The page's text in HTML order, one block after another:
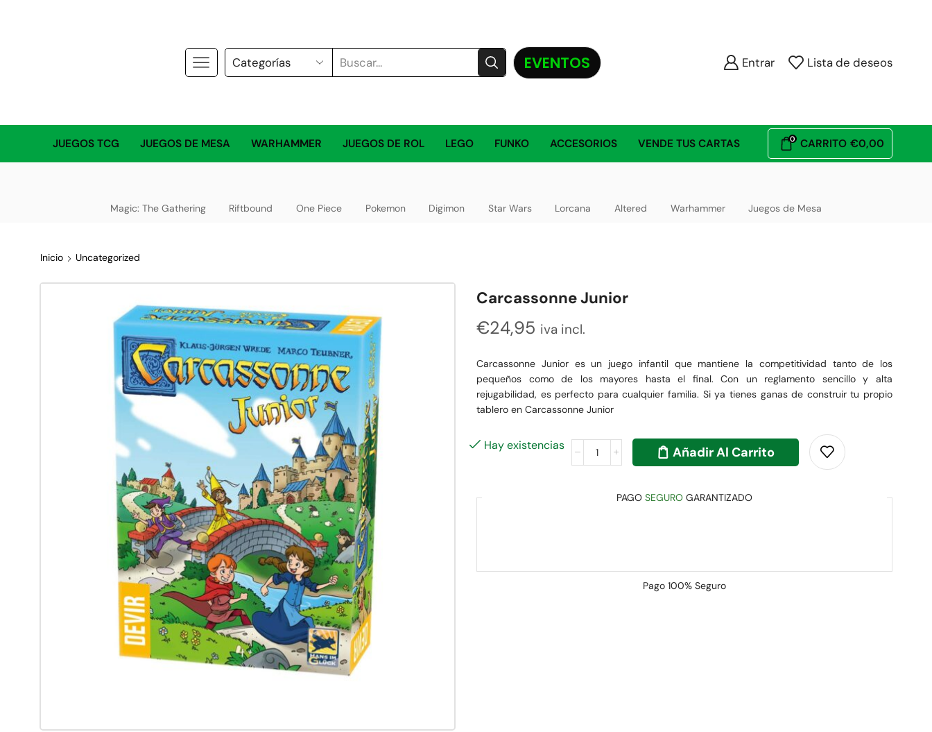
EVENTOS Entrar Lista de deseos
JUEGOS TCG JUEGOS DE MESA WARHAMMER JUEGOS DE ROL LEGO FUNKO ACCESORIOS VENDE TUS CARTAS 0 CARRITO €0,00
Magic: The Gathering Riftbound One Piece Pokemon Digimon Star Wars Lorcana Altered Warhammer Juegos de Mesa
Inicio Uncategorized
Carcassonne Junior
€24,95 iva incl.
Carcassonne Junior es un juego infantil que mantiene la competitividad tanto de los
pequeños como de los mayores hasta el final. Con un reglamento sencillo y alta
rejugabilidad, es perfecto para cualquier familia. Si ya tienes ganas de construir tu propio
tablero en Carcassonne Junior
Hay existencias Añadir Al Carrito
PAGO SEGURO GARANTIZADO
Pago 100% Seguro